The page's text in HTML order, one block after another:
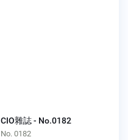
CIO雜誌 - No.0182
No. 0182